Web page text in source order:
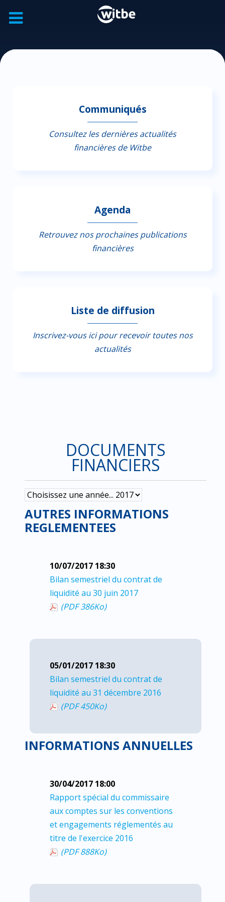
Communiqués
Consultez les dernières actualités
financières de Witbe
Agenda
Retrouvez nos prochaines publications
financières
Liste de diffusion
Inscrivez-vous ici pour recevoir toutes nos
actualités
DOCUMENTS
FINANCIERS
AUTRES INFORMATIONS
REGLEMENTEES
10/07/2017 18:30
Bilan semestriel du contrat de
liquidité au 30 juin 2017
(PDF 386Ko)
05/01/2017 18:30
Bilan semestriel du contrat de
liquidité au 31 décembre 2016
(PDF 450Ko)
INFORMATIONS ANNUELLES
30/04/2017 18:00
Rapport spécial du commissaire
aux comptes sur les conventions
et engagements réglementés au
titre de l'exercice 2016
(PDF 888Ko)